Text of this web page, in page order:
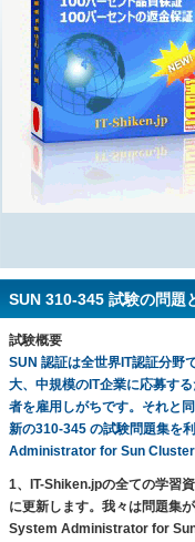
SUN 310-345 試験の問題
試験概要
SUN 認証は全世界IT認証分野
大、中規模のIT企業に応募す
者を雇用しがちです。それと
新の310-345 の試験問題集を
Administrator for Sun Cluster
1、IT-Shiken.jpの全ての学習
に更新します。我々は問題集
System Administrator for Sun